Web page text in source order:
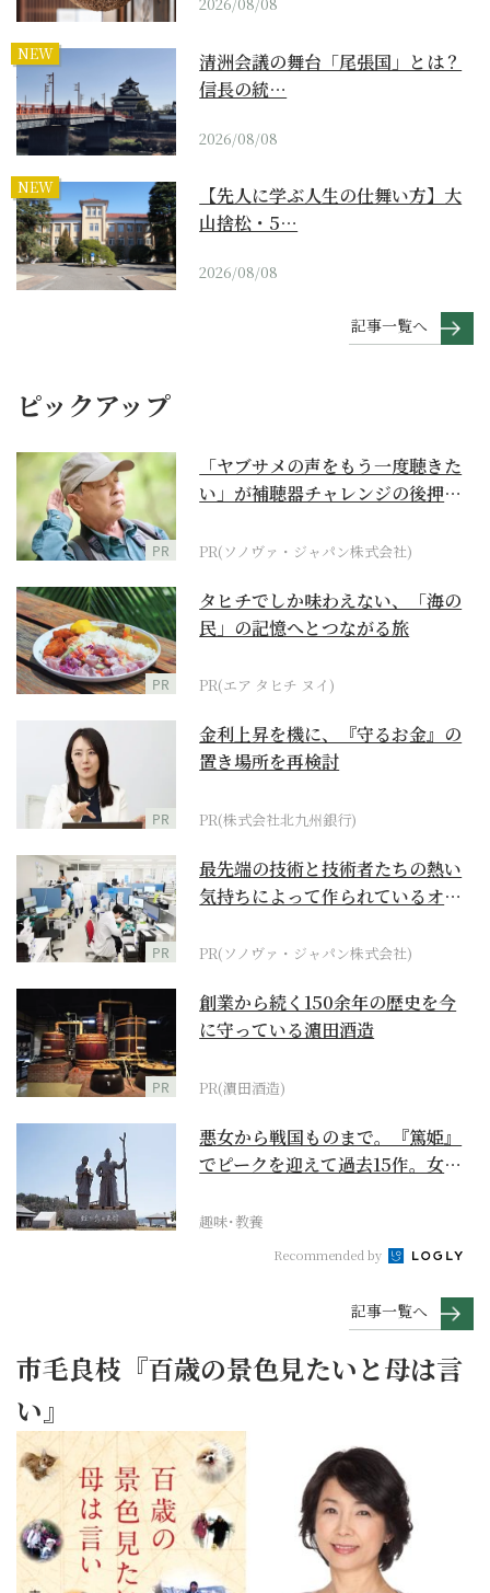
2026/08/08
NEW
清洲会議の舞台「尾張国」とは？
信長の統…
2026/08/08
NEW
【先人に学ぶ人生の仕舞い方】大
山捨松・5…
2026/08/08
記事一覧へ
ピックアップ
PR
「ヤブサメの声をもう一度聴きた
い」が補聴器チャレンジの後押し
PR(ソノヴァ・ジャパン株式会社)
PR
タヒチでしか味わえない、「海の
民」の記憶へとつながる旅
PR(エア タヒチ ヌイ)
PR
金利上昇を機に、『守るお金』の
置き場所を再検討
PR(株式会社北九州銀行)
PR
最先端の技術と技術者たちの熱い
気持ちによって作られているオー
PR(ソノヴァ・ジャパン株式会社)
PR
創業から続く150余年の歴史を今
に守っている濵田酒造
PR(濵田酒造)
悪女から戦国ものまで。『篤姫』
でピークを迎えて過去15作。女性
趣味･教養
Recommended by
記事一覧へ
市毛良枝『百歳の景色見たいと母は言
い』